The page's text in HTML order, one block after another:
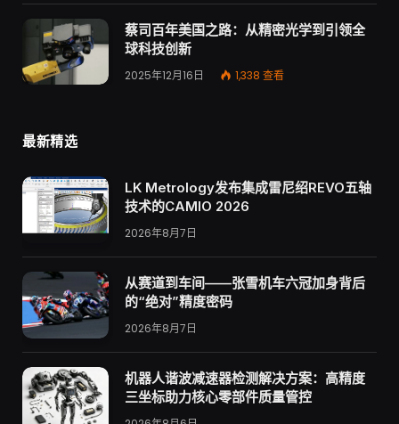
蔡司百年美国之路：从精密光学到引领全
球科技创新
2025年12月16日 1,338 查看
最新精选
LK Metrology发布集成雷尼绍REVO五轴
技术的CAMIO 2026
2026年8月7日
从赛道到车间——张雪机车六冠加身背后
的“绝对”精度密码
2026年8月7日
机器人谐波减速器检测解决方案：高精度
三坐标助力核心零部件质量管控